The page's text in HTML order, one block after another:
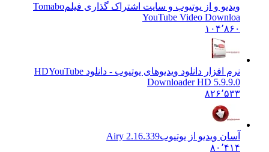
ویدیو و از یوتیوب و سایت اشتراک گذاری فیلمTomabo
YouTube Video Downloa
۱۰۴٬۸۶۰
نرم افزار دانلود ویدیوهای یوتیوب - دانلود HD YouTube
Downloader HD 5.9.9.0
۸۲۶٬۵۳۳
آسان ویدیو از یوتیوبAiry 2.16.339
۸۰٬۴۱۴